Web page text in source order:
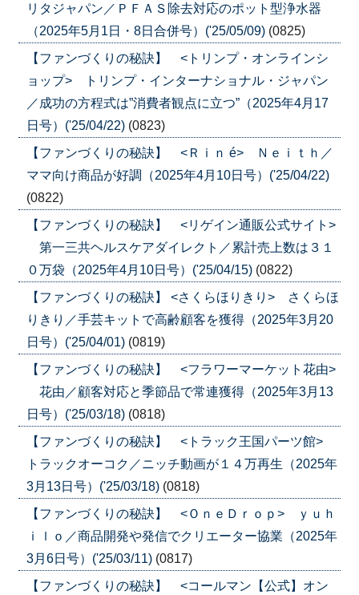
リタジャパン／ＰＦＡＳ除去対応のポット型浄水器
（2025年5月1日・8日合併号）('25/05/09) (0825)
【ファンづくりの秘訣】 <トリンプ・オンラインシ
ョップ> トリンプ・インターナショナル・ジャパン
／成功の方程式は”消費者観点に立つ”（2025年4月17
日号）('25/04/22) (0823)
【ファンづくりの秘訣】 <Ｒｉｎ é> Ｎｅｉｔｈ／
ママ向け商品が好調（2025年4月10日号）('25/04/22)
(0822)
【ファンづくりの秘訣】 <リゲイン通販公式サイト>
第一三共ヘルスケアダイレクト／累計売上数は３１
０万袋（2025年4月10日号）('25/04/15) (0822)
【ファンづくりの秘訣】 <さくらほりきり> さくらほ
りきり／手芸キットで高齢顧客を獲得（2025年3月20
日号）('25/04/01) (0819)
【ファンづくりの秘訣】 <フラワーマーケット花由>
花由／顧客対応と季節品で常連獲得（2025年3月13
日号）('25/03/18) (0818)
【ファンづくりの秘訣】 <トラック王国パーツ館>
トラックオーコク／ニッチ動画が１４万再生（2025年
3月13日号）('25/03/18) (0818)
【ファンづくりの秘訣】 <ＯｎｅＤｒｏｐ> ｙｕｈ
ｉｌｏ／商品開発や発信でクリエーター協業（2025年
3月6日号）('25/03/11) (0817)
【ファンづくりの秘訣】 <コールマン【公式】オン